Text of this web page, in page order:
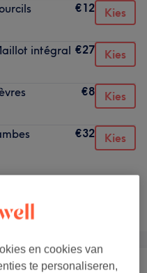
€12 Kies
intégral €27 Kies
€8 Kies
€32 Kies
en cookies van
te personaliseren,